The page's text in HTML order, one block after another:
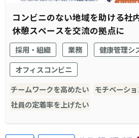
コンビニのない地域を助ける社
休憩スペースを交流の拠点に
採用・組織 業務
健康管理シ
オフィスコンビニ
チームワークを高めたい
モチベーシ
社員の定着率を上げたい